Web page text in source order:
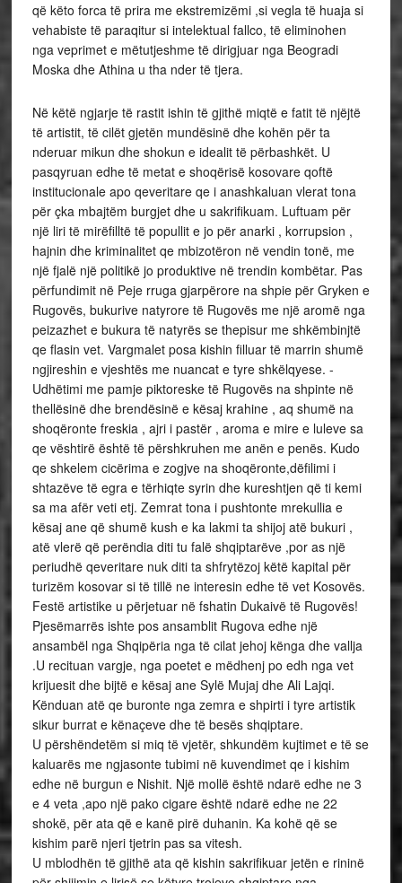
që këto forca të prira me ekstremizëmi ,si vegla të huaja si
vehabiste të paraqitur si intelektual fallco, të eliminohen
nga veprimet e mëtutjeshme të dirigjuar nga Beogradi
Moska dhe Athina u tha nder të tjera.
Në këtë ngjarje të rastit ishin të gjithë miqtë e fatit të njëjtë
të artistit, të cilët gjetën mundësinë dhe kohën për ta
nderuar mikun dhe shokun e idealit të përbashkët. U
pasqyruan edhe të metat e shoqërisë kosovare qoftë
institucionale apo qeveritare qe i anashkaluan vlerat tona
për çka mbajtëm burgjet dhe u sakrifikuam. Luftuam për
një liri të mirëfilltë të popullit e jo për anarki , korrupsion ,
hajnin dhe kriminalitet qe mbizotëron në vendin tonë, me
një fjalë një politikë jo produktive në trendin kombëtar. Pas
përfundimit në Peje rruga gjarpërore na shpie për Gryken e
Rugovës, bukurive natyrore të Rugovës me një aromë nga
peizazhet e bukura të natyrës se thepisur me shkëmbinjtë
qe flasin vet. Vargmalet posa kishin filluar të marrin shumë
ngjireshin e vjeshtës me nuancat e tyre shkëlqyese. -
Udhëtimi me pamje piktoreske të Rugovës na shpinte në
thellësinë dhe brendësinë e kësaj krahine , aq shumë na
shoqëronte freskia , ajri i pastër , aroma e mire e luleve sa
qe vështirë është të përshkruhen me anën e penës. Kudo
qe shkelem cicërima e zogjve na shoqëronte,dëfilimi i
shtazëve të egra e tërhiqte syrin dhe kureshtjen që ti kemi
sa ma afër veti etj. Zemrat tona i pushtonte mrekullia e
kësaj ane që shumë kush e ka lakmi ta shijoj atë bukuri ,
atë vlerë që perëndia diti tu falë shqiptarëve ,por as një
periudhë qeveritare nuk diti ta shfrytëzoj këtë kapital për
turizëm kosovar si të tillë ne interesin edhe të vet Kosovës.
Festë artistike u përjetuar në fshatin Dukaivë të Rugovës!
Pjesëmarrës ishte pos ansamblit Rugova edhe një
ansambël nga Shqipëria nga të cilat jehoj kënga dhe vallja
.U recituan vargje, nga poetet e mëdhenj po edh nga vet
krijuesit dhe bijtë e kësaj ane Sylë Mujaj dhe Ali Lajqi.
Kënduan atë qe buronte nga zemra e shpirti i tyre artistik
sikur burrat e kënaçeve dhe të besës shqiptare.
U përshëndetëm si miq të vjetër, shkundëm kujtimet e të se
kaluarës me ngjasonte tubimi në kuvendimet qe i kishim
edhe në burgun e Nishit. Një mollë është ndarë edhe ne 3
e 4 veta ,apo një pako cigare është ndarë edhe ne 22
shokë, për ata që e kanë pirë duhanin. Ka kohë që se
kishim parë njeri tjetrin pas sa vitesh.
U mblodhën të gjithë ata që kishin sakrifikuar jetën e rininë